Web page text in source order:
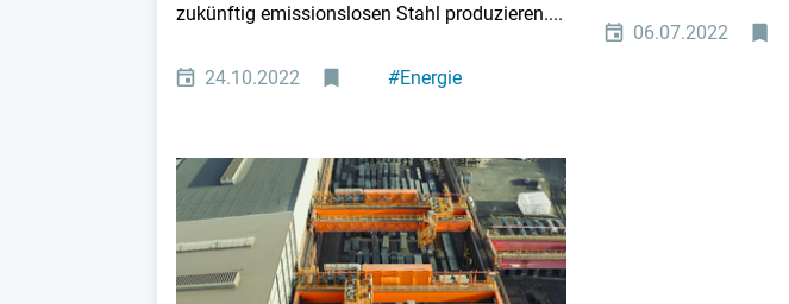
zukünftig emissionslosen Stahl produzieren....
24.10.2022 #Energie
06.07.2022